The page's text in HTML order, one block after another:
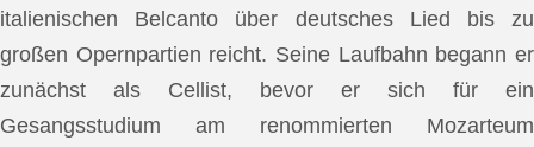
italienischen Belcanto über deutsches Lied bis zu
großen Opernpartien reicht. Seine Laufbahn begann er
zunächst als Cellist, bevor er sich für ein
Gesangsstudium am renommierten Mozarteum